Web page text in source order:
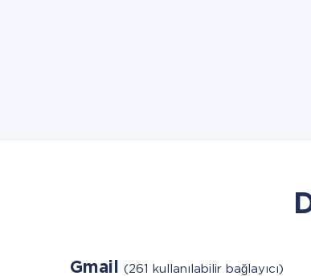
Gmail (261 kullanılabilir bağlayıcı)